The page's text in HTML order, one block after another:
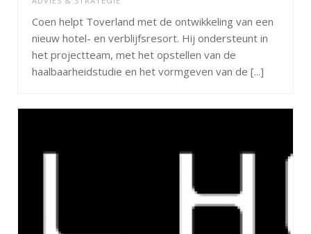
Coen helpt Toverland met de ontwikkeling van een
nieuw hotel- en verblijfsresort. Hij ondersteunt in
het projectteam, met het opstellen van de
haalbaarheidstudie en het vormgeven van de [...]